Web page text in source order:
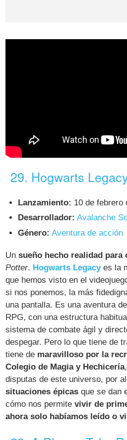
29. Hogwarts
Lanzamiento: 10 de febrero
Desarrollador: Avalanche
Género: Aventura de acción
Unsueño hecho realidad para
Potter. Hogwarts Legacyes la
que hemos visto en el
si nos ponemos, la más
una pantalla. Es una aventura
RPG, con una estructura
sistema de combate ágil y
despegar. Pero lo que tiene de
tiene de maravilloso por la
Colegio de Magia y Hechicería
disputas de este universo, por
situaciones épicas que se dan
cómo nos permitevivir de
ahora solo habíamos leído o